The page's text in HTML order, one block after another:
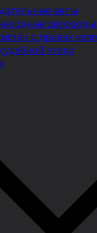
акты
договоры
о правах
этики